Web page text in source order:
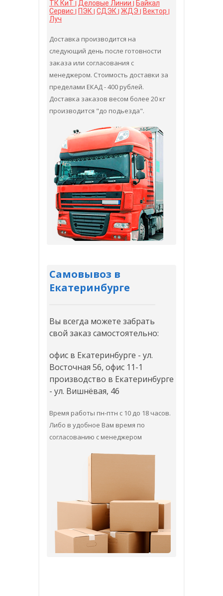
ТК КиТ | Деловые Линии | Байкал
Сервис | ПЭК | СДЭК | ЖДЭ | Вектор |
Луч
Доставка производится на
следующий день после готовности
заказа или согласования с
менеджером. Стоимость доставки за
пределами ЕКАД - 400 рублей.
Доставка заказов весом более 20 кг
производится "до подьезда".
Самовывоз в
Екатеринбурге
Вы всегда можете забрать
свой заказ самостоятельно:
офис в Екатеринбурге - ул.
Восточная 56, офис 11-1
производство в Екатеринбурге
- ул. Вишнёвая, 46
Время работы пн-птн с 10 до 18 часов.
Либо в удобное Вам время по
согласованию с менеджером